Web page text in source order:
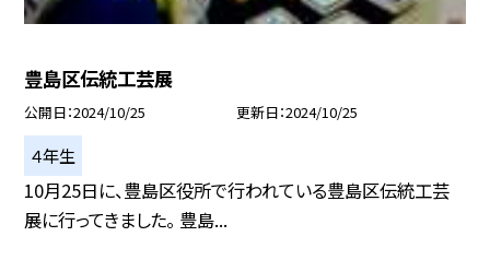
豊島区伝統工芸展
公開日 2024/10/25 更新日 2024/10/25
４年生
10月25日に、豊島区役所で行われている豊島区伝統工芸
展に行ってきました。 豊島...